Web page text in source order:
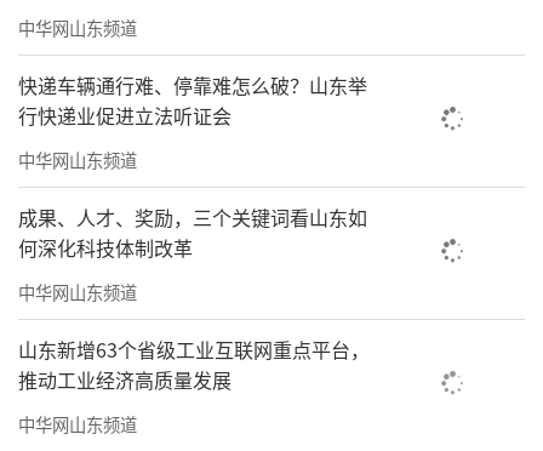
中华网山东频道
快递车辆通行难、停靠难怎么破？山东举
行快递业促进立法听证会
中华网山东频道
成果、人才、奖励，三个关键词看山东如
何深化科技体制改革
中华网山东频道
山东新增63个省级工业互联网重点平台，
推动工业经济高质量发展
中华网山东频道